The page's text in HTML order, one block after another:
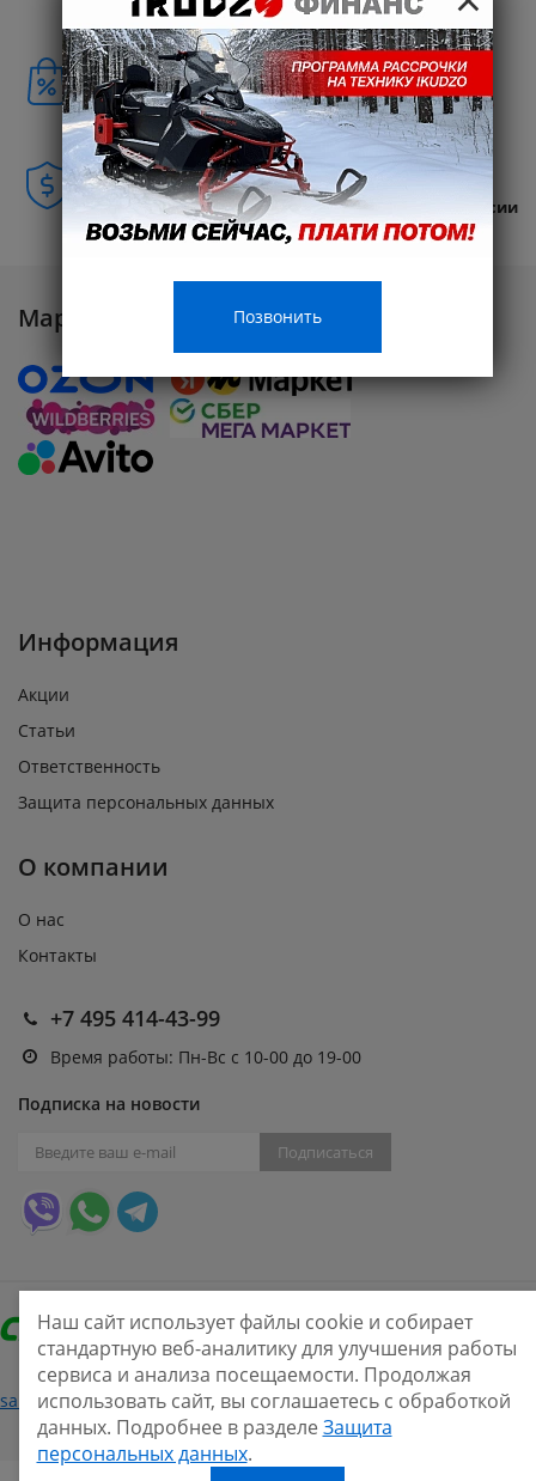
Бонусы клиентам
Совершайте покупки и получайтеКэшбэк 10%
Гарантия
Авторизованные сервисные центры по всей России
Маркетплейсы
Информация
Акции
Статьи
Ответственность
Защита персональных данных
О компании
О нас
Контакты
+7 495 414-43-99
Время работы: Пн-Вс с 10-00 до 19-00
Подписка на новости
Подписаться
sale@smarine.shop2026Нашли ошибку?
Позвонить
Наш сайт использует файлы cookie и собирает
стандартную веб-аналитику для улучшения работы
сервиса и анализа посещаемости. Продолжая
использовать сайт, вы соглашаетесь с обработкой
данных. Подробнее в разделе Защита
персональных данных.